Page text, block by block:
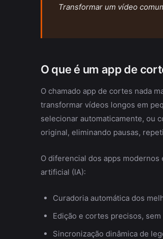
Transformar um vídeo
O que é um app de
O chamado app de cortes nada
transformar vídeos longos em
selecionar automaticamente, ou
original, eliminando pausas,
O diferencial dos apps
artificial (IA):
Curadoria automática dos
Edição e cortes precisos,
Sincronização dinâmica de